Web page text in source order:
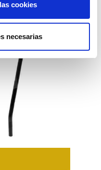
cookies
necesarias